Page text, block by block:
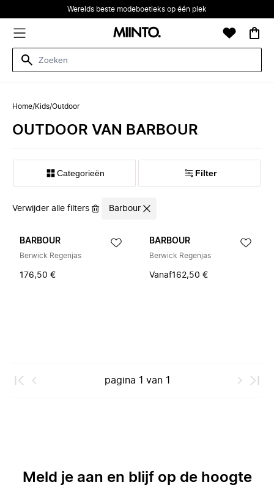
Werelds beste modeboetieks op één plek
Home/Kids/Outdoor
OUTDOOR VAN BARBOUR
Categorieën Filter
Verwijder alle filters Barbour
BARBOUR
Berwick Regenjas
176,50 €
BARBOUR
Berwick Regenjas
Vanaf162,50 €
pagina 1 van 1
Meld je aan en blijf op de hoogte